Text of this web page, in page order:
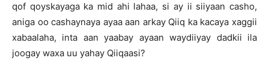
qof qoyskayaga ka mid ahi lahaa, si ay ii siiyaan casho,
aniga oo cashaynaya ayaa aan arkay Qiiq ka kacaya xaggii
xabaalaha, inta aan yaabay ayaan waydiiyay dadkii ila
joogay waxa uu yahay Qiiqaasi?